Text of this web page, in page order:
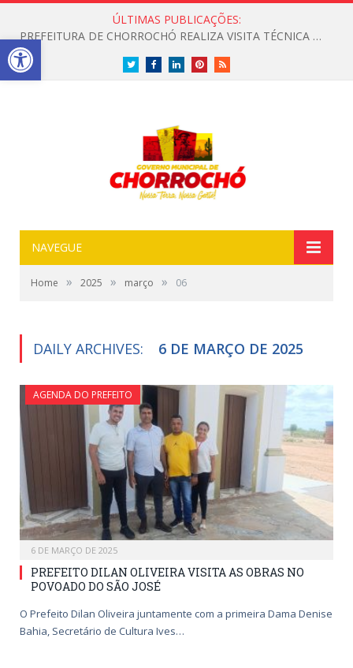
ÚLTIMAS PUBLICAÇÕES:
PREFEITURA DE CHORROCHÓ REALIZA VISITA TÉCNICA PARA LEVANTAMENTO DE TRECHO COM ESGOTO A CÉU ABERTO
TwitterFacebookLinkedInPinterestRSS
NAVEGUE
Home » 2025 » março » 06
DAILY ARCHIVES: 6 DE MARÇO DE 2025
AGENDA DO PREFEITO
6 DE MARÇO DE 2025
PREFEITO DILAN OLIVEIRA VISITA AS OBRAS NO
POVOADO DO SÃO JOSÉ
O Prefeito Dilan Oliveira juntamente com a primeira Dama Denise
Bahia, Secretário de Cultura Ives…
Open toolbar